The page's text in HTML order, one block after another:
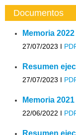
Documentos
Memoria 2022
27/07/2023 I
Resumen
27/07/2023 I
Memoria 2021
22/06/2022 I
Resumen